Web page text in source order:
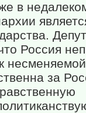
в
Россия
за